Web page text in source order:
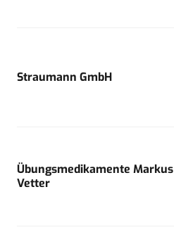
Straumann GmbH
Übungsmedikamente Markus
Vetter